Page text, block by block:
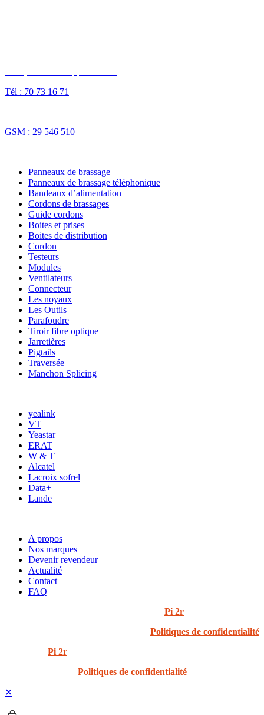
Tél : 70 73 16 71
GSM : 29 546 510
Panneaux de brassage
Panneaux de brassage téléphonique
Bandeaux d’alimentation
Cordons de brassages
Guide cordons
Boites et prises
Boites de distribution
Cordon
Testeurs
Modules
Ventilateurs
Connecteur
Les noyaux
Les Outils
Parafoudre
Tiroir fibre optique
Jarretières
Pigtails
Traversée
Manchon Splicing
yealink
VT
Yeastar
ERAT
W & T
Alcatel
Lacroix sofrel
Data+
Lande
A propos
Nos marques
Devenir revendeur
Actualité
Contact
FAQ
Pi 2r
Politiques de confidentialité
Pi 2r
Politiques de confidentialité
✕